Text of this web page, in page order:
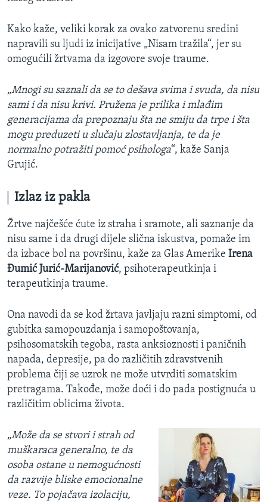
Kako kaže, veliki korak za ovako zatvorenu sredini
napravili su ljudi iz inicijative „Nisam tražila“, jer su
omogućili žrtvama da izgovore svoje traume.
„Mnogi su saznali da se to dešava svima i svuda, da nisu
sami i da nisu krivi. Pružena je prilika i mlađim
generacijama da prepoznaju šta ne smiju da trpe i šta
mogu preduzeti u slučaju zlostavljanja, te da je
normalno potražiti pomoć psihologa“, kaže Sanja
Grujić.
Izlaz iz pakla
Žrtve najčešće ćute iz straha i sramote, ali saznanje da
nisu same i da drugi dijele slična iskustva, pomaže im
da izbace bol na površinu, kaže za Glas Amerike Irena
Đumić Jurić-Marijanović, psihoterapeutkinja i
terapeutkinja traume.
Ona navodi da se kod žrtava javljaju razni simptomi, od
gubitka samopouzdanja i samopoštovanja,
psihosomatskih tegoba, rasta anksioznosti i paničnih
napada, depresije, pa do različitih zdravstvenih
problema čiji se uzrok ne može utvrditi somatskim
pretragama. Takođe, može doći i do pada postignuća u
različitim oblicima života.
„Može da se stvori i strah od
muškaraca generalno, te da
osoba ostane u nemogućnosti
da razvije bliske emocionalne
veze. To pojačava izolaciju,